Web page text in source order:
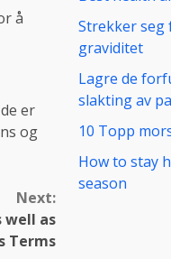
å
er
og
Next:
well as
Terms
Strekker seg
graviditet
Lagre de
slakting av
10 Topp
How to stay
season